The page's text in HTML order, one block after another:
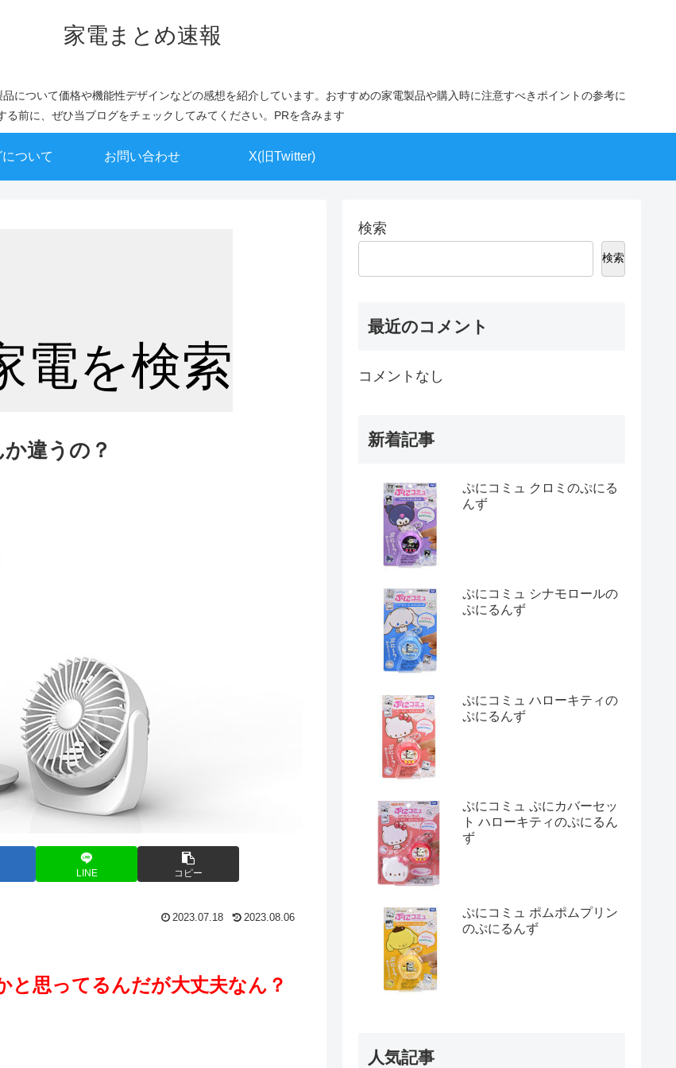
家電まとめ速報
について価格や機能性デザインなどの感想を紹介しています。おすすめの家電製品や購入時に注意すべきポイントの参考に
る前に、ぜひ当ブログをチェックしてみてください。PRを含みます
ついて お問い合わせ X(旧Twitter)
電を検索
違うの？
LINE コピー
2023.07.18 2023.08.06
と思ってるんだが大丈夫なん？
検索
検索
最近のコメント
コメントなし
新着記事
ぷにコミュ クロミのぷにる
んず
ぷにコミュ シナモロールの
ぷにるんず
ぷにコミュ ハローキティの
ぷにるんず
ぷにコミュ ぷにカバーセッ
ト ハローキティのぷにるん
ず
ぷにコミュ ポムポムプリン
のぷにるんず
人気記事